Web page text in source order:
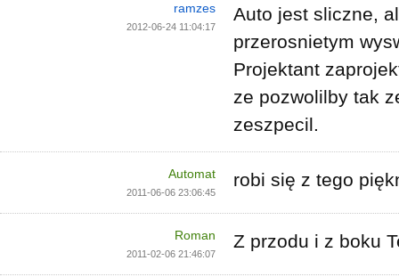
ramzes
2012-06-24 11:04:17
Auto jest sliczne,
przerosnietym
Projektant
ze pozwolilby tak
zeszpecil.
Automat
2011-06-06 23:06:45
robi się z tego
Roman
2011-02-06 21:46:07
Z przodu i z boku